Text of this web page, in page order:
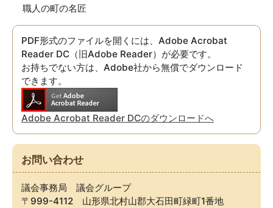
職人の町の名匠
PDF形式のファイルを開くには、Adobe Acrobat
Reader DC（旧Adobe Reader）が必要です。
お持ちでない方は、Adobe社から無償でダウンロード
できます。
Adobe Acrobat Reader DCのダウンロードへ
お問い合わせ
議会事務局 議会グループ
〒999-4112 山形県北村山郡大石田町緑町1番地